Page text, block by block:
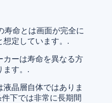
寿命とは画面が完全に
想定しています。.
カーは寿命を異なる方
ます。.
晶層自体ではありま
下では非常に長期間